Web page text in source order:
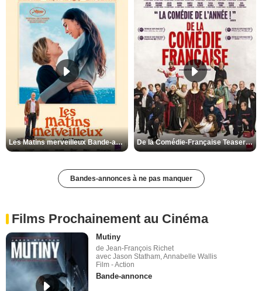
Les Matins merveilleux Bande-annonce VF De la Comédie-Française Teaser VF
Bandes-annonces à ne pas manquer
Films Prochainement au Cinéma
Mutiny
de Jean-François Richet
avec Jason Statham, Annabelle Wallis
Film - Action
Bande-annonce